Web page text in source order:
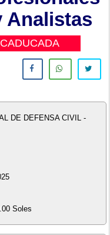
Analistas
DE DEFENSA CIVIL -
Soles